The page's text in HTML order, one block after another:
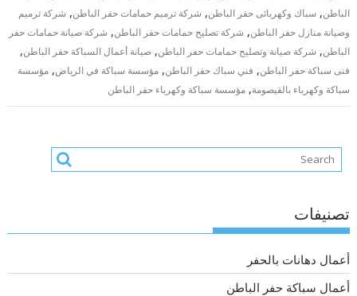
الباطن, سباك وكهربائى حفر الباطن, شركة ترميم حمامات حفر الباطن, شركة ترميم
وصيانة منازل حفر الباطن, شركة تصليح حمامات حفر الباطن, شركة صيانة حمامات حفر
الباطن, شركة صيانة وتصليح حمامات حفر الباطن,صيانة أعمال السباكة حفر الباطن,
فنى سباكة حفر الباطن, فني سباك حفر الباطن,مؤسسة سباكة في الرياض,مؤسسة
سباكة وكهرباء بالقيصومة,مؤسسة سباكة وكهرباء حفر الباطن
تصنيفات
أعمال دهانات بالحفر
أعمال سباكة حفر الباطن